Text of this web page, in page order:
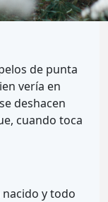
de punta
vería en
deshacen
cuando toca
y todo